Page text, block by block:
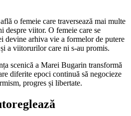
o femeie care traversează mai multe
despre viitor. O femeie care se
devine arhiva vie a formelor de putere
a viitorurilor care ni s-au promis.
scenică a Marei Bugarin transformă
diferite epoci continuă să negocieze
progres și libertate.